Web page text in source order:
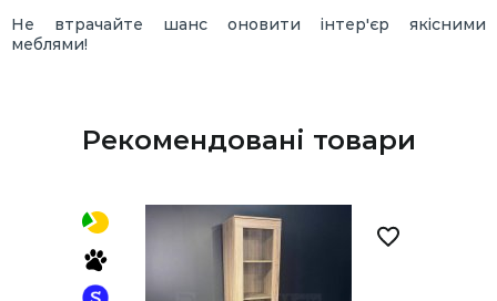
Не втрачайте шанс оновити інтер'єр якісними
меблями!
Рекомендовані товари